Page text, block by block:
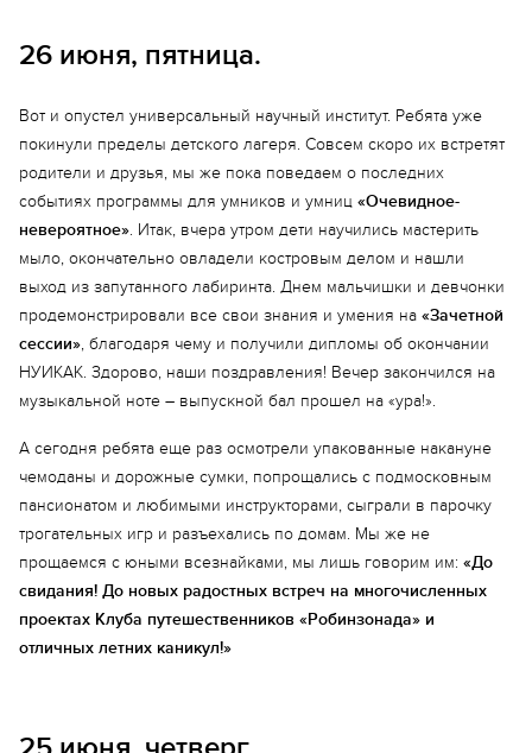
26 июня, пятница.
Вот и опустел универсальный научный институт. Ребята уже
покинули пределы детского лагеря. Совсем скоро их встретят
родители и друзья, мы же пока поведаем о последних
событиях программы для умников и умниц «Очевидное-
невероятное». Итак, вчера утром дети научились мастерить
мыло, окончательно овладели костровым делом и нашли
выход из запутанного лабиринта. Днем мальчишки и девчонки
продемонстрировали все свои знания и умения на «Зачетной
сессии», благодаря чему и получили дипломы об окончании
НУИКАК. Здорово, наши поздравления! Вечер закончился на
музыкальной ноте – выпускной бал прошел на «ура!».
А сегодня ребята еще раз осмотрели упакованные накануне
чемоданы и дорожные сумки, попрощались с подмосковным
пансионатом и любимыми инструкторами, сыграли в парочку
трогательных игр и разъехались по домам. Мы же не
прощаемся с юными всезнайками, мы лишь говорим им: «До
свидания! До новых радостных встреч на многочисленных
проектах Клуба путешественников «Робинзонада» и
отличных летних каникул!»